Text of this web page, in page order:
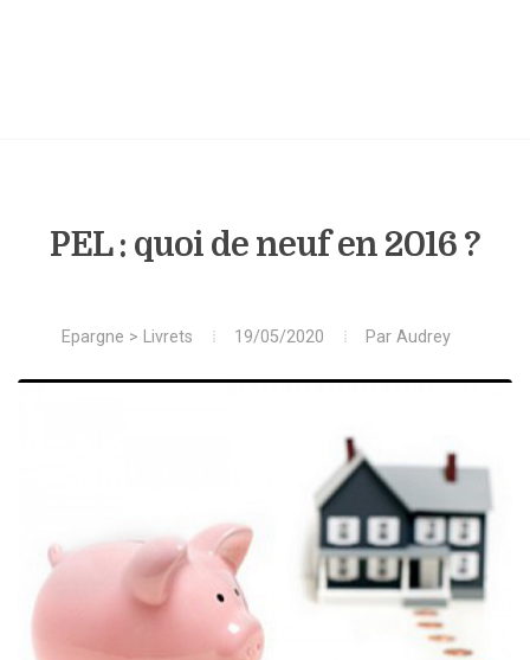
PEL : quoi de neuf en 2016 ?
Epargne > Livrets 19/05/2020 Par Audrey